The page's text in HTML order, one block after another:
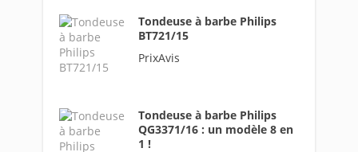
Tondeuse à barbe Philips
BT721/15
PrixAvis
Tondeuse à barbe Philips
QG3371/16 : un modèle 8 en
1 !